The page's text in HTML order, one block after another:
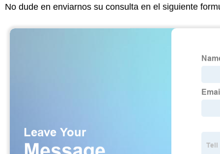
No dude en enviarnos su consulta en el siguiente